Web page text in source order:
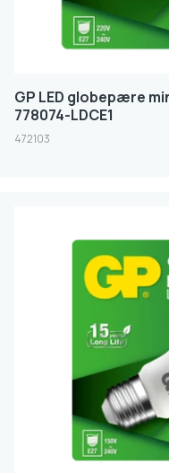
GP LED globepære
778074-LDCE1
472103